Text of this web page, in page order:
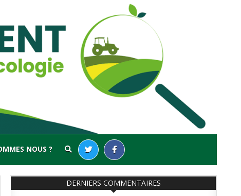
NOUS ?
DERNIERS COMMENTAIRES